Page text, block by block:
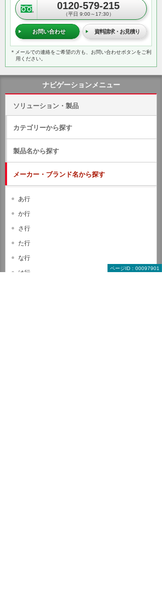
0120-579-215
（平日 9:00～17:30）
お問い合わせ 資料請求・お見積り
＊メールでの連絡をご希望の方も、お問い合わせボタンをご利
用ください。
ページID：00097901
ナビゲーションメニュー
ソリューション・製品
カテゴリーから探す
製品名から探す
メーカー・ブランド名から探す
あ行
か行
さ行
た行
な行
は行